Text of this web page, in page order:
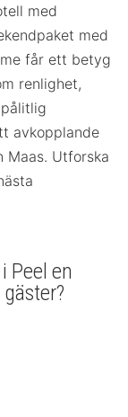
med
med
får ett betyg
renlighet,
avkopplande
Maas. Utforska
Peel en